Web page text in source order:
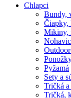
Chlapci
Bundy,
Čiapky,
Mikiny,
Pyžamá
Sety a
Tričká
Tričká,